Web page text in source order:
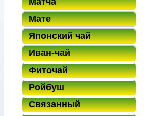
Мате
Японский чай
Иван-чай
Фиточай
Ройбуш
Связанный